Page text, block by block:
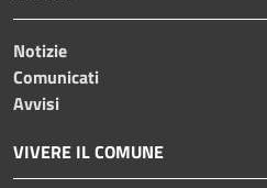
Notizie
Comunicati
Avvisi
VIVERE IL COMUNE